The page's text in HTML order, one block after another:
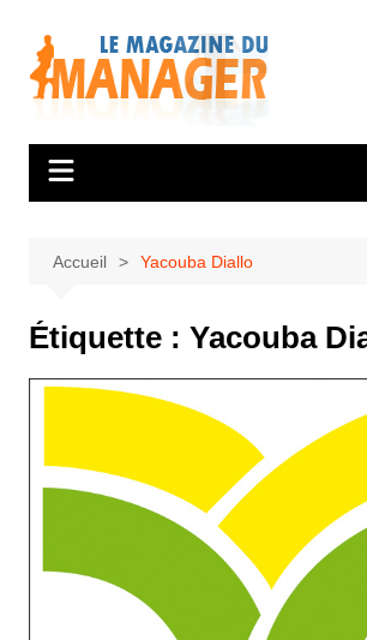
contenu
Accueil Yacouba Diallo
Étiquette : Yacouba